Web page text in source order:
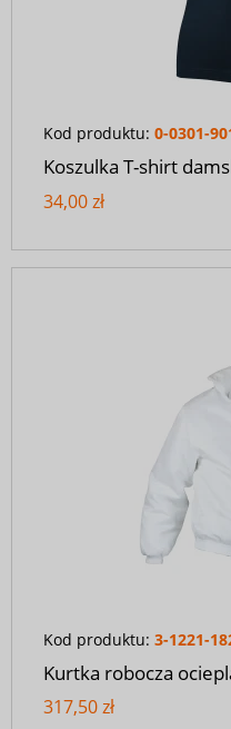
Kod produktu: 0-0301-
Koszulka T-shirt
34,00 zł
Kod produktu: 3-1221-
Kurtka robocza
317,50 zł